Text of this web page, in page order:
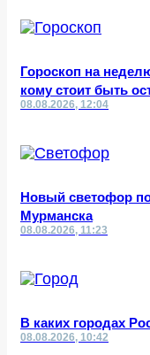
Гороскоп на
кому стоит быть
08.08.2026, 12:04
Новый светофор
Мурманска
08.08.2026, 11:23
В каких городах
08.08.2026, 10:42